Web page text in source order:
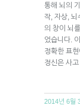
통해 뇌의
작, 자상, 뇌
의 창이 뇌
었습니다.
정확한 표
정신은 사
2014년 6월